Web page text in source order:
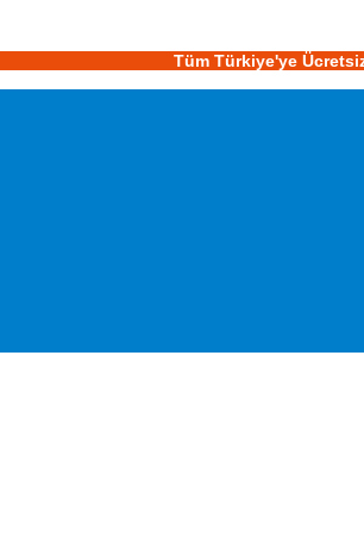
Tüm Türkiye'ye